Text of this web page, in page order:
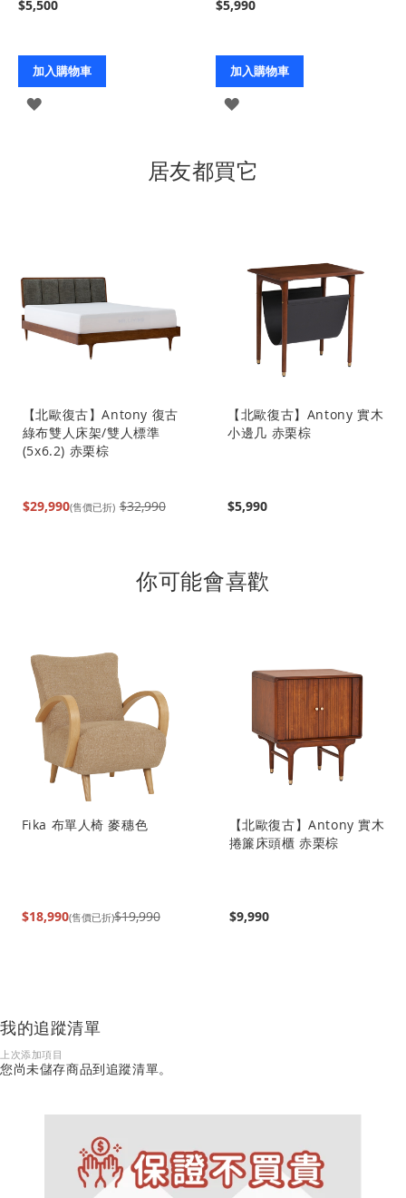
$5,500
加入購物車
登
$5,990
加入購物車
登
居友都買它
【北歐復古】Antony 復古
綠布雙人床架/雙人標準
(5x6.2) 赤栗棕
$29,990(售價已折) $32,990
【北歐復古】Antony 實木
小邊几 赤栗棕
$5,990
你可能會喜歡
Fika 布單人椅 麥穗色
$18,990(售價已折)$19,990
【北歐復古】Antony 實木
捲簾床頭櫃 赤栗棕
$9,990
我的追蹤清單
上次添加項目
您尚未儲存商品到追蹤清單。